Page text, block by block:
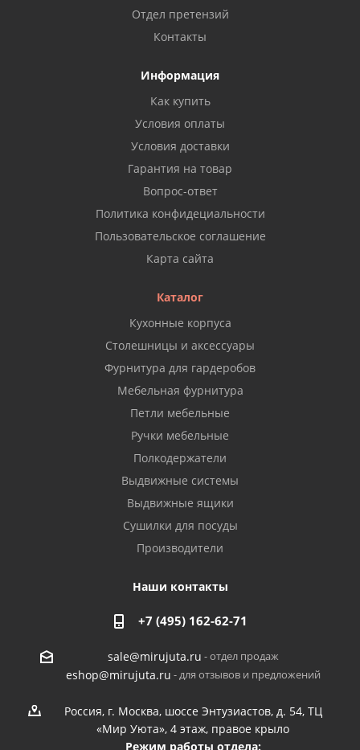
Отдел претензий
Контакты
Информация
Как купить
Условия оплаты
Условия доставки
Гарантия на товар
Вопрос-ответ
Политика конфидециальности
Пользовательское соглашение
Карта сайта
Каталог
Кухонные корпуса
Столешницы и аксессуары
Фурнитура для гардеробов
Мебельная фурнитура
Петли мебельные
Ручки мебельные
Полкодержатели
Выдвижные системы
Выдвижные ящики
Сушилки для посуды
Производители
Наши контакты
+7 (495) 162-62-71
sale@mirujuta.ru - отдел продаж
eshop@mirujuta.ru - для отзывов и предложений
Россия, г. Москва, шоссе Энтузиастов, д. 54, ТЦ
«Мир Уюта», 4 этаж, правое крыло
Режим работы отдела: